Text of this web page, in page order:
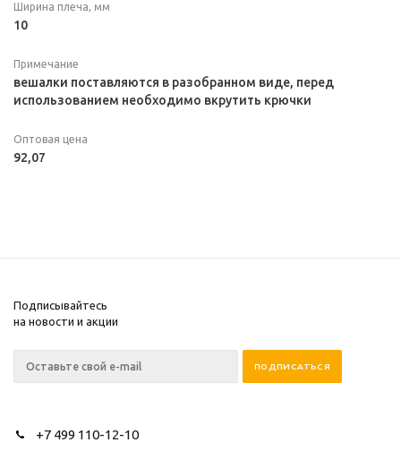
Ширина плеча, мм
10
Примечание
вешалки поставляются в разобранном виде, перед
использованием необходимо вкрутить крючки
Оптовая цена
92,07
Подписывайтесь
на новости и акции
+7 499 110-12-10